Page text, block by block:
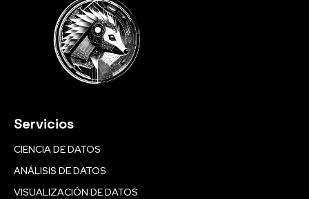
Servicios
CIENCIA DE DATOS
ANÁLISIS DE DATOS
VISUALIZACIÓN DE DATOS